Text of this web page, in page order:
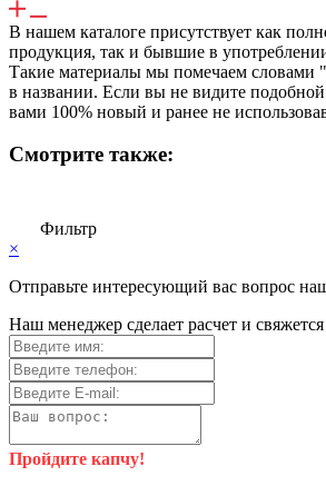
В нашем каталоге присутствует как
продукция, так и бывшие в
Такие материалы мы помечаем словами
в названии. Если вы не видите
вами 100% новый и ранее не
Смотрите также:
Фильтр
×
Отправьте интересующий вас вопрос
Haш мeнeджep cдeлaeт pacчeт и
Пройдите капчу!